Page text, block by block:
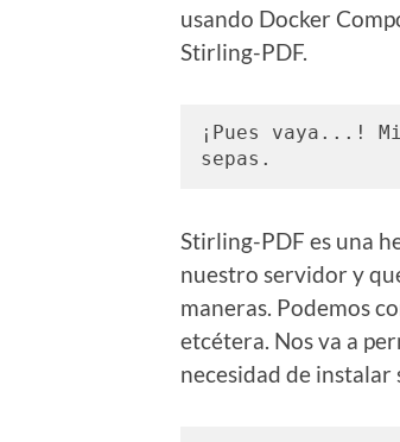
usando Docker
Stirling-PDF.
¡Pues vaya...!
sepas.
Stirling-PDF es una
nuestro servidor y
maneras. Podemos
etcétera. Nos va a
necesidad de instalar